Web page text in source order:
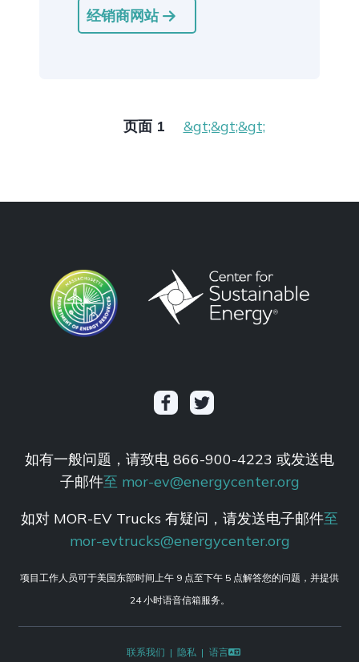
经销商网站
页面 1 Next page
&gt;&gt;&gt;
如有一般问题，请致电 866-900-4223 或发送电
子邮件至 mor-ev@energycenter.org
如对 MOR-EV Trucks 有疑问，请发送电子邮件至
mor-evtrucks@energycenter.org
项目工作人员可于美国东部时间上午 9 点至下午 5 点解答您的问题，并提供
24 小时语音信箱服务。
联系我们 隐私 语言